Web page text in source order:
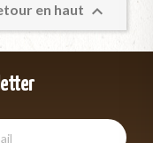
en haut 